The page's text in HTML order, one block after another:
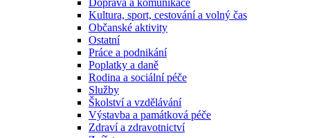
Doprava a komunikace
Kultura, sport, cestování a volný čas
Občanské aktivity
Ostatní
Práce a podnikání
Poplatky a daně
Rodina a sociální péče
Služby
Školství a vzdělávání
Výstavba a památková péče
Zdraví a zdravotnictví